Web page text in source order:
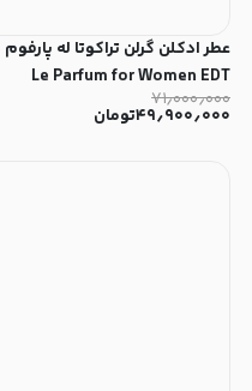
Le Parfum for Women EDT
۷۱٫۰۰۰٫۰۰۰
۴۹٫۹۰۰٫۰۰۰تومان